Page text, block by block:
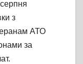
з
АТО
за